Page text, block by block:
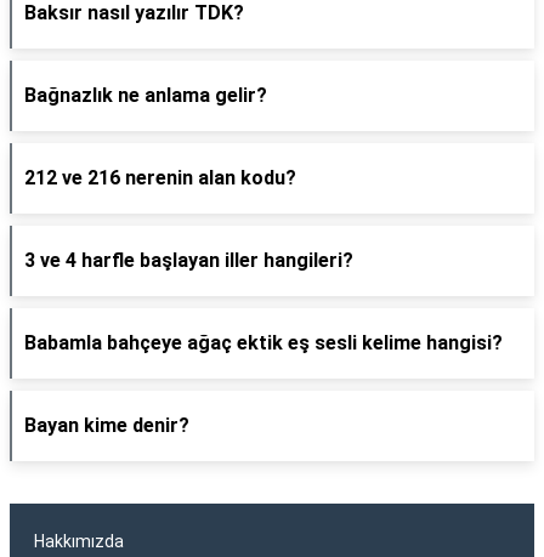
Baksır nasıl yazılır TDK?
Bağnazlık ne anlama gelir?
212 ve 216 nerenin alan kodu?
3 ve 4 harfle başlayan iller hangileri?
Babamla bahçeye ağaç ektik eş sesli kelime hangisi?
Bayan kime denir?
Hakkımızda